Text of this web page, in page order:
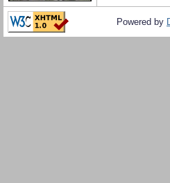
Powered by